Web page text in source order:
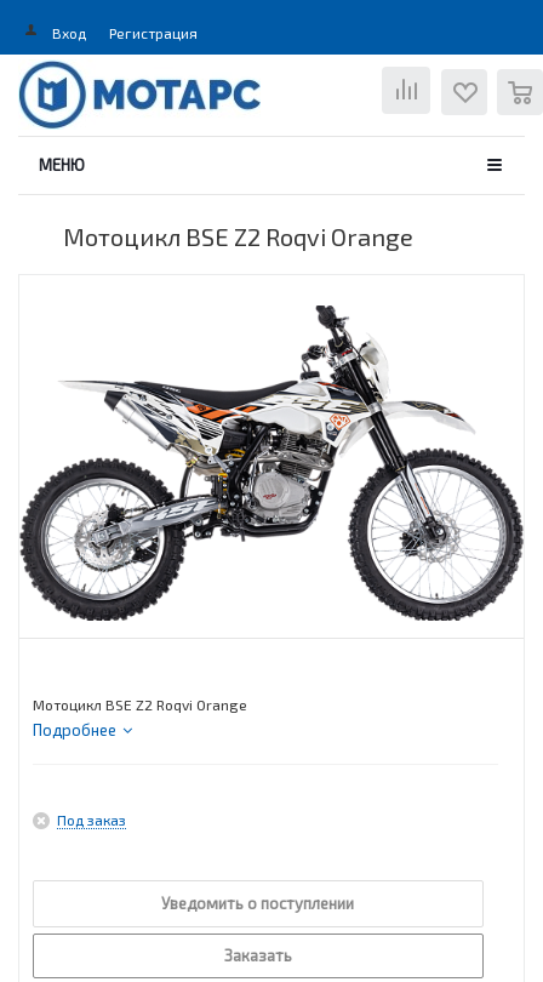
Вход Регистрация
МЕНЮ
Мотоцикл BSE Z2 Roqvi Orange
Мотоцикл BSE Z2 Roqvi Orange
Подробнее
Под заказ
Уведомить о поступлении
Заказать